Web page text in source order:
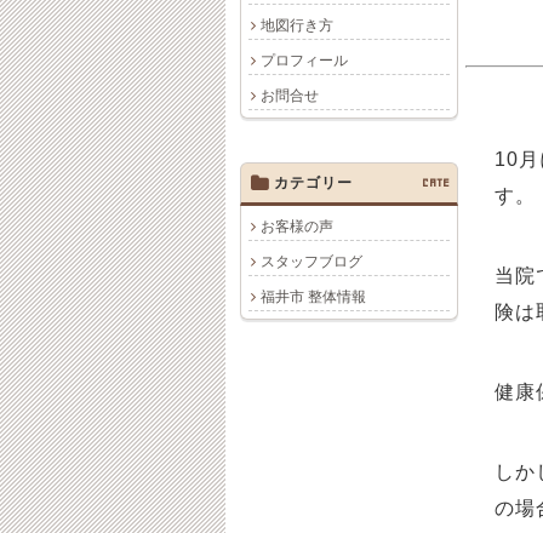
10
す。
当院
険は
健康
し
の場
地図行き方
プロフィール
お問合せ
カテゴリー CATE
お客様の声
スタッフブログ
福井市 整体情報